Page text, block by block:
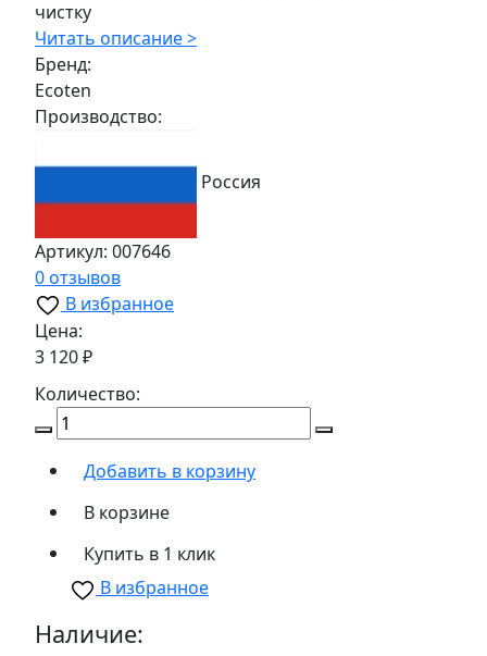
чистку
Читать описание >
Бренд:
Ecoten
Производство:
Россия
Артикул: 007646
0 отзывов
В избранное
Цена:
3 120 ₽
Количество:
Добавить в корзину
В корзине
Купить в 1 клик
В избранное
Наличие: